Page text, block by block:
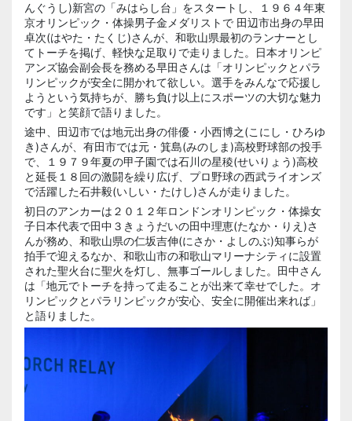
んぐうし)新宮の「みはらし台」をスタートし、１９６４年東
京オリンピック・体操男子金メダリストで 田辺市出身の早田
卓次(はやた・たくじ)さんが、和歌山県最初のランナーとし
てトーチを掲げ、軽快な足取りで走りました。日本オリンピ
アンズ協会副会長を務める早田さんは「オリンピックとパラ
リンピックが安全に開かれて欲しい。選手をみんなで応援し
ようという気持ちが、勝ち負け以上にスポーツの大切な魅力
です」と笑顔で語りました。
途中、田辺市では地元出身の俳優・小西博之(こにし・ひろゆ
き)さんが、有田市では元・箕島(みのしま)高校野球部の投手
で、１９７９年夏の甲子園では石川の星稜(せいりょう)高校
と延長１８回の激闘を繰り広げ、プロ野球の西武ライオンズ
で活躍した石井毅(いしい・たけし)さんが走りました。
初日のアンカーは２０１２年ロンドンオリンピック・体操女
子日本代表で田中３きょうだいの田中理恵(たなか・りえ)さ
んが務め、和歌山県の仁坂吉伸(にさか・よしのぶ)知事らが
拍手で迎えるなか、和歌山市の和歌山マリーナシティに設置
された聖火台に聖火を灯し、無事ゴールしました。田中さん
は「地元でトーチを持って走ることが出来て幸せでした。オ
リンピックとパラリンピックが安心、安全に開催出来れば」
と語りました。